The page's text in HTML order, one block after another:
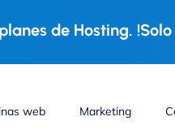
de Hosting.
web Marketing